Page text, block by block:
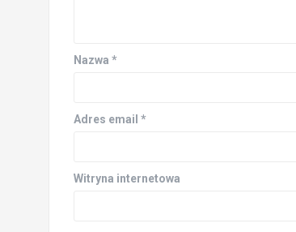
Nazwa *
Adres email *
Witryna internetowa